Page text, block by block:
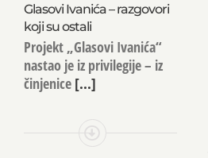
Glasovi Ivanića – razgovori
koji su ostali
Projekt „Glasovi Ivanića“
nastao je iz privilegije – iz
činjenice[...]